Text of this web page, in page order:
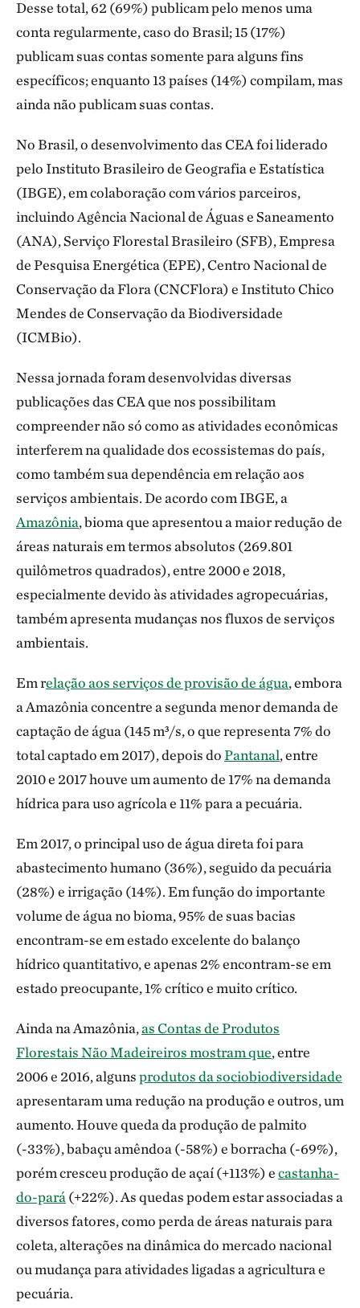
Desse total, 62 (69%) publicam pelo menos uma
conta regularmente, caso do Brasil; 15 (17%)
publicam suas contas somente para alguns fins
específicos; enquanto 13 países (14%) compilam, mas
ainda não publicam suas contas.
No Brasil, o desenvolvimento das CEA foi liderado
pelo Instituto Brasileiro de Geografia e Estatística
(IBGE), em colaboração com vários parceiros,
incluindo Agência Nacional de Águas e Saneamento
(ANA), Serviço Florestal Brasileiro (SFB), Empresa
de Pesquisa Energética (EPE), Centro Nacional de
Conservação da Flora (CNCFlora) e Instituto Chico
Mendes de Conservação da Biodiversidade
(ICMBio).
Nessa jornada foram desenvolvidas diversas
publicações das CEA que nos possibilitam
compreender não só como as atividades econômicas
interferem na qualidade dos ecossistemas do país,
como também sua dependência em relação aos
serviços ambientais. De acordo com IBGE, a
Amazônia, bioma que apresentou a maior redução de
áreas naturais em termos absolutos (269.801
quilômetros quadrados), entre 2000 e 2018,
especialmente devido às atividades agropecuárias,
também apresenta mudanças nos fluxos de serviços
ambientais.
Em relação aos serviços de provisão de água, embora
a Amazônia concentre a segunda menor demanda de
captação de água (145 m³/s, o que representa 7% do
total captado em 2017), depois doPantanal, entre
2010 e 2017 houve um aumento de 17% na demanda
hídrica para uso agrícola e 11% para a pecuária.
Em 2017, o principal uso de água direta foi para
abastecimento humano (36%), seguido da pecuária
(28%) e irrigação (14%). Em função do importante
volume de água no bioma, 95% de suas bacias
encontram-se em estado excelente do balanço
hídrico quantitativo, e apenas 2% encontram-se em
estado preocupante, 1% crítico e muito crítico.
Ainda na Amazônia,as Contas de Produtos
Florestais Não Madeireiros mostram que, entre
2006 e 2016, algunsprodutos da sociobiodiversidade
apresentaram uma redução na produção e outros, um
aumento. Houve queda da produção de palmito
(-33%), babaçu amêndoa (-58%) e borracha (-69%),
porém cresceu produção de açaí (+113%) ecastanha-
do-pará (+22%). As quedas podem estar associadas a
diversos fatores, como perda de áreas naturais para
coleta, alterações na dinâmica do mercado nacional
ou mudança para atividades ligadas a agricultura e
pecuária.